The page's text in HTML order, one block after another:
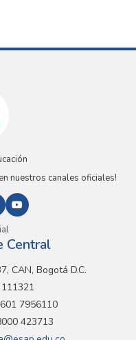
nuestros canales oficiales!
Central
CAN, Bogotá D.C.
111321
7956110
423713